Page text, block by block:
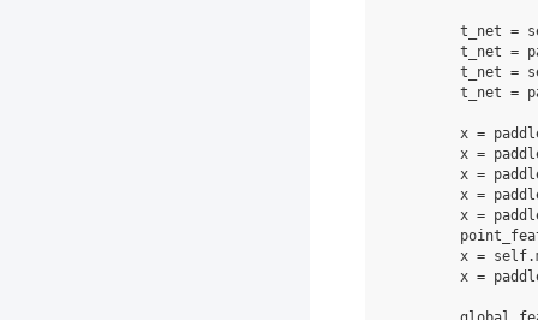
t_net =
t_net =
t_net =
t_net =
x =
x =
x =
x =
x =
x = self.
x =